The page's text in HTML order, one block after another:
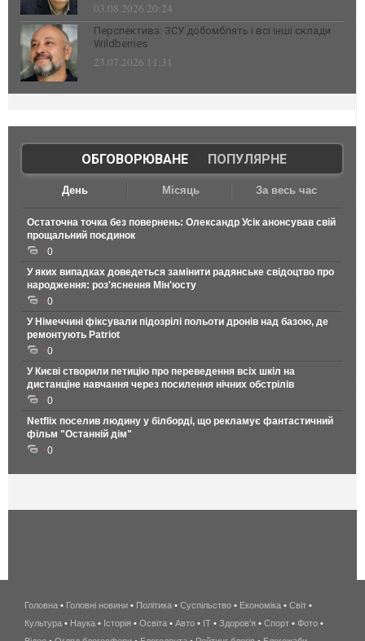
03.08.2026 20:24
Перспектива: ЗСУ добомблять і всі інші склади
Wildberries
23.07.2026 11:31
ОБГОВОРЮВАНЕ| ПОПУЛЯРНЕ
День Місяць За весь час
Остаточна точка без повернень: Олександр Усік анонсував свій
прощальний поєдинок
0
У яких випадках доведеться замінити радянське свідоцтво про
народження: роз'яснення Мін'юсту
0
У Німеччині фіксували підозрілі польоти дронів над базою, де
ремонтують Patriot
0
У Києві створили петицію про переведення всіх шкіл на
дистанціне навчання через посилення нічних обстрілів
0
Netflix поселив людину у білборді, що рекламує фантастичний
фільм "Останній дім"
0
беспроводной
интернет
Головна • Головні новини • Політика • Суспільство • Економіка • Світ •
Культура • Наука • Історія • Освіта • Авто • IT • Здоров'я • Спорт • Фото •